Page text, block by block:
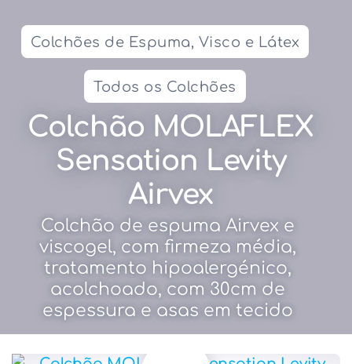
Colchões de Espuma, Visco e Látex
Todos os Colchões
Colchão MOLAFLEX
Sensation Levity
Airvex
Colchão de espuma Airvex e
viscogel, com firmeza média,
tratamento hipoalergénico,
acolchoado, com 30cm de
espessura e asas em tecido